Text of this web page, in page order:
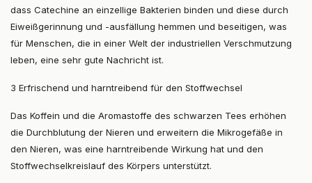
dass Catechine an einzellige Bakterien binden und diese durch
Eiweißgerinnung und -ausfällung hemmen und beseitigen, was
für Menschen, die in einer Welt der industriellen Verschmutzung
leben, eine sehr gute Nachricht ist.
3 Erfrischend und harntreibend für den Stoffwechsel
Das Koffein und die Aromastoffe des schwarzen Tees erhöhen
die Durchblutung der Nieren und erweitern die Mikrogefäße in
den Nieren, was eine harntreibende Wirkung hat und den
Stoffwechselkreislauf des Körpers unterstützt.